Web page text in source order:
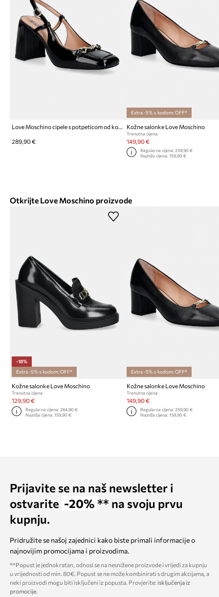
Love Moschino cipele s potpeticom od kože
289,90 €
Extra -5% s kodom: OFF*
Kožne salonke Love Moschino
Trenutna cijena:
149,90 €
Regularna cijena: 259,90 €
Najniža cijena: 159,90 €
Otkrijte Love Moschino proizvode
-18%
Extra -5% s kodom: OFF*
Kožne salonke Love Moschino
Trenutna cijena:
129,90 €
Regularna cijena:264,90 €
Najniža cijena:159,90 €
Extra -5% s kodom: OFF*
Kožne salonke Love Moschino
Trenutna cijena:
149,90 €
Regularna cijena: 259,90 €
Najniža cijena: 159,90 €
Prijavite se na naš newsletter i
ostvarite -20% ** na svoju prvu
kupnju.
Pridružite se našoj zajednici kako biste primali informacije o
najnovijim promocijama i proizvodima.
**Popust je jednokratan, odnosi se na nesnižene proizvode i vrijedi za kupnju
u vrijednosti od min. 80€. Popust se ne može kombinirati s drugim akcijama, a
neki proizvodi mogu biti isključeni iz popusta. Provjerite: isključenja iz
promocije.